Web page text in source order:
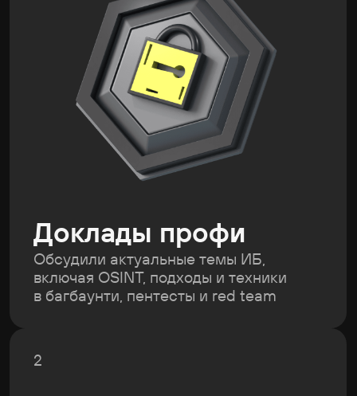
Доклады профи
Обсудили актуальные темы ИБ,
включая OSINT, подходы и техники
в багбаунти, пентесты и red team
Открытая дискуссия